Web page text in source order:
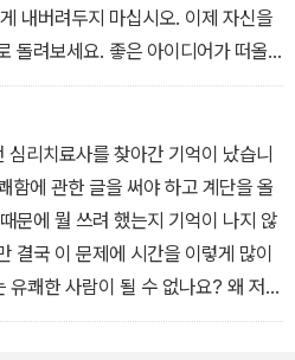
, 야라슈의 발언도 대중이 전혀 알수
곳」 중에서
내버려두지 마십시오. 이제 자신을
돌려보세요. 좋은 아이디어가 떠올
에르의 코미디 연극이 상연되고 있
몰리에르입니다.”
다. 직업적으로 웃겨야 하는 사람이
많다는 사실이 기만적이라고 느껴집
더 눈에 띄는 걸까요?
픔」 중에서
리치료사를 찾아간 기억이 났습니
함에 관한 글을 써야 하고 계단을 올
문에 뭘 쓰려 했는지 기억이 나지 않
결국 이 문제에 시간을 이렇게 많이
유쾌한 사람이 될 수 없나요? 왜 저의
즐겁게 서재로 가서 글을 쓸 수 없